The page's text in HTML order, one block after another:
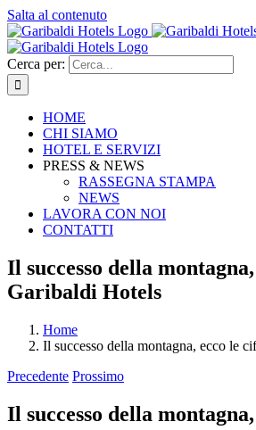
Salta al contenuto
Cerca per:
HOME
CHI SIAMO
HOTEL E SERVIZI
PRESS & NEWS
RASSEGNA STAMPA
NEWS
LAVORA CON NOI
CONTATTI
Il successo della
Garibaldi Hotels
Home
Il successo della montagna, ecco le
Precedente Prossimo
Il successo della